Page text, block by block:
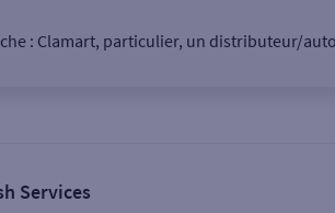
: Clamart, particulier, un distributeur/
Services